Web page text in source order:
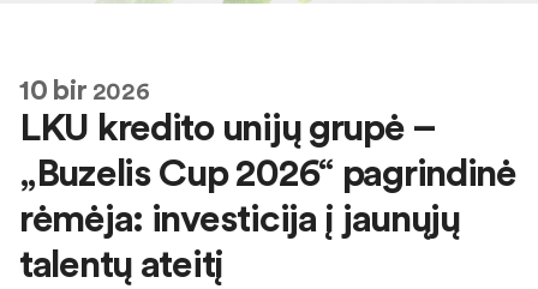
10bir 2026
LKU kredito unijų grupė –
„Buzelis Cup 2026“ pagrindinė
rėmėja: investicija į jaunųjų
talentų ateitį